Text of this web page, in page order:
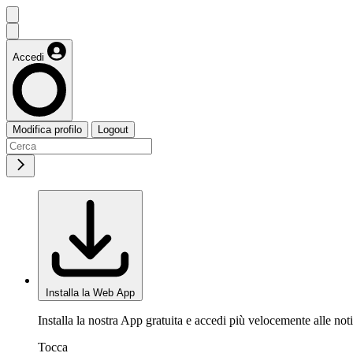
Accedi
Modifica profilo Logout
Installa la Web App
Installa la nostra App gratuita e accedi più velocemente alle
Tocca